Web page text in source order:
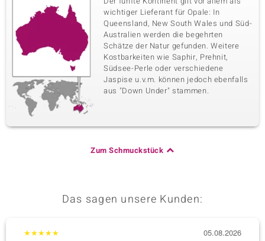
wichtiger Lieferant für Opale: In
Queensland, New South Wales und Süd-
Australien werden die begehrten
Schätze der Natur gefunden. Weitere
Kostbarkeiten wie Saphir, Prehnit,
Südsee-Perle oder verschiedene
Jaspise u.v.m. können jedoch ebenfalls
aus "Down Under" stammen.
Zum Schmuckstück
Das sagen unsere Kunden:
★★★★★
05.08.2026